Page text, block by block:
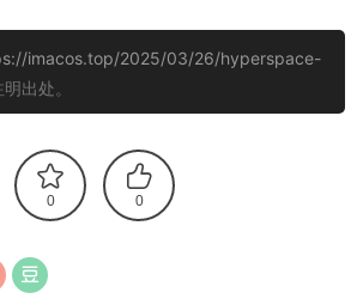
imacos.top/2025/03/26/hyperspace-
出处。
0 0